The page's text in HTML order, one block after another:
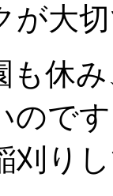
が大
も休
ので
刈り